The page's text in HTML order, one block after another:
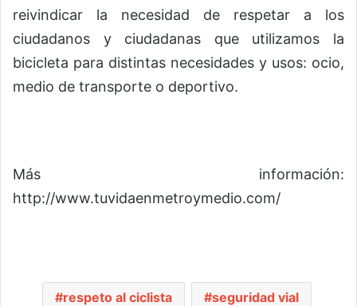
reivindicar la necesidad de respetar a los
ciudadanos y ciudadanas que utilizamos la
bicicleta para distintas necesidades y usos: ocio,
medio de transporte o deportivo.
Más información:
http://www.tuvidaenmetroymedio.com/
respeto al ciclista seguridad vial